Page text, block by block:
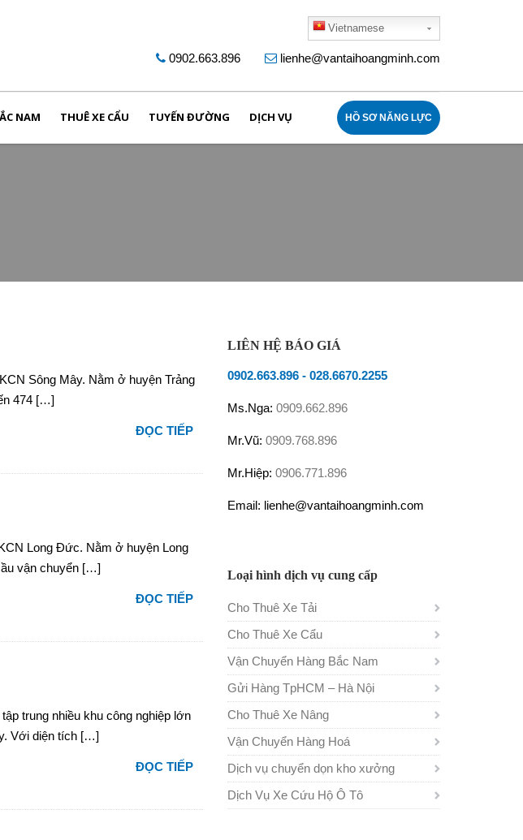
Vietnamese
0902.663.896 lienhe@vantaihoangminh.com
NAM THUÊ XE CẨU TUYẾN ĐƯỜNG DỊCH VỤ HỒ SƠ NĂNG LỰC
Sông Mây. Nằm ở huyện Trảng
474 […]
ĐỌC TIẾP
Long Đức. Nằm ở huyện Long
vận chuyển […]
ĐỌC TIẾP
trung nhiều khu công nghiệp lớn
Với diện tích […]
ĐỌC TIẾP
LIÊN HỆ BÁO GIÁ
0902.663.896- 028.6670.2255
Ms.Nga: 0909.662.896
Mr.Vũ: 0909.768.896
Mr.Hiệp: 0906.771.896
Email: lienhe@vantaihoangminh.com
Loại hình dịch vụ cung cấp
Cho Thuê Xe Tải
Cho Thuê Xe Cẩu
Vận Chuyển Hàng Bắc Nam
Gửi Hàng TpHCM – Hà Nội
Cho Thuê Xe Nâng
Vận Chuyển Hàng Hoá
Dịch vụ chuyển dọn kho xưởng
Dịch Vụ Xe Cứu Hộ Ô Tô